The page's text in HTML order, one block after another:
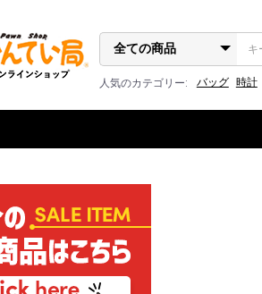
人気のカテゴリー: バッグ 時計